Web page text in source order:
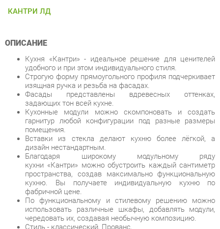
ОПИСАНИЕ
Строгую форму прямоугольного профиля подчеркивает
Фасады представлены вдревесных оттенках,
задающих тон всей кухне.
Кухонные модули можно скомпоновать и создать
гарнитур любой конфигурации под разные размеры
помещения.
Вставки из стекла делают кухню более лёгкой, а
дизайн нестандартным.
Благодаря широкому модульному ряду
кухни «Кантри» можно обустроить каждый сантиметр
пространства, создав максимально функциональную
кухню. Вы получаете индивидуальную кухню по
фабричной цене.
По функциональному и стилевому решению можно
использовать различные шкафы, добавлять модули,
чередовать их, создавая необычную композицию.
Стиль - классический, Прованс.
Условия покупки
Благодаря качественным фото, исчерпывающей информации